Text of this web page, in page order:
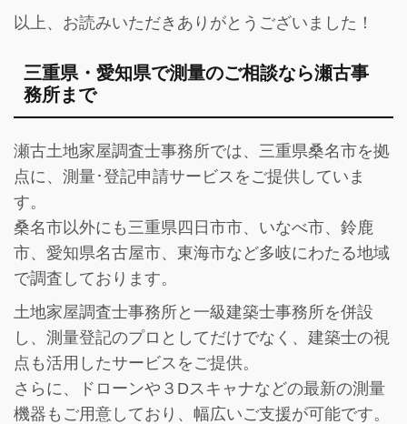
以上、お読みいただきありがとうございました！
三重県・愛知県で測量のご相談なら瀬古事
務所まで
瀬古土地家屋調査士事務所では、三重県桑名市を拠
点に、測量･登記申請サービスをご提供していま
す。
桑名市以外にも三重県四日市市、いなべ市、鈴鹿
市、愛知県名古屋市、東海市など多岐にわたる地域
で調査しております。
土地家屋調査士事務所と一級建築士事務所を併設
し、 測量登記のプロとしてだけでなく、建築士の視
点も活用したサービス をご提供。
さらに、ドローンや３Dスキャナなどの最新の測量
機器もご用意しており、幅広いご支援が可能です。